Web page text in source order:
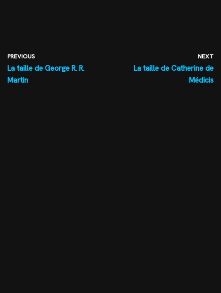
PREVIOUS
La taille de George R. R.
Martin
NEXT
La taille de Catherine de
Médicis